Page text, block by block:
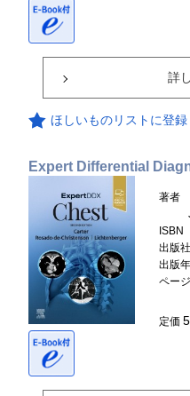
詳
ほしいものリストに登録
Expert Differential
著者
ISBN
出版社
出版年
ペー
定価